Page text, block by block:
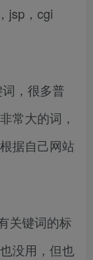
jsp，cgi
，很多普
常大的词，
据自己网站
关键词的标
没用，但也